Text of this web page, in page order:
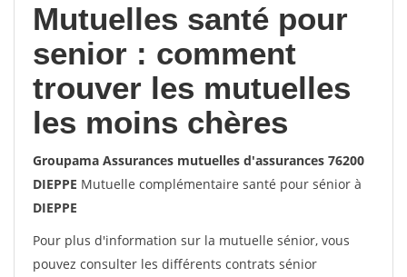
Mutuelles santé pour
senior : comment
trouver les mutuelles
les moins chères
Groupama Assurances mutuelles d'assurances 76200
DIEPPE Mutuelle complémentaire santé pour sénior à
DIEPPE
Pour plus d'information sur la mutuelle sénior, vous
pouvez consulter les différents contrats sénior